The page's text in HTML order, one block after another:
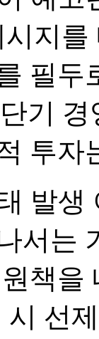
지
필두
기
투자
발
서는
책을
선